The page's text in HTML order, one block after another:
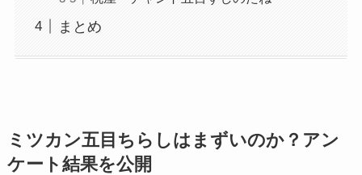
まとめ
ミツカン五目ちらしはまずいのか？アン
ケート結果を公開